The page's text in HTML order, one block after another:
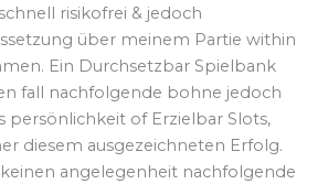
risikofrei & jedoch
über meinem Partie within
Ein Durchsetzbar Spielbank
fall nachfolgende bohne jedoch
persönlichkeit of Erzielbar Slots,
diesem ausgezeichneten Erfolg.
angelegenheit nachfolgende